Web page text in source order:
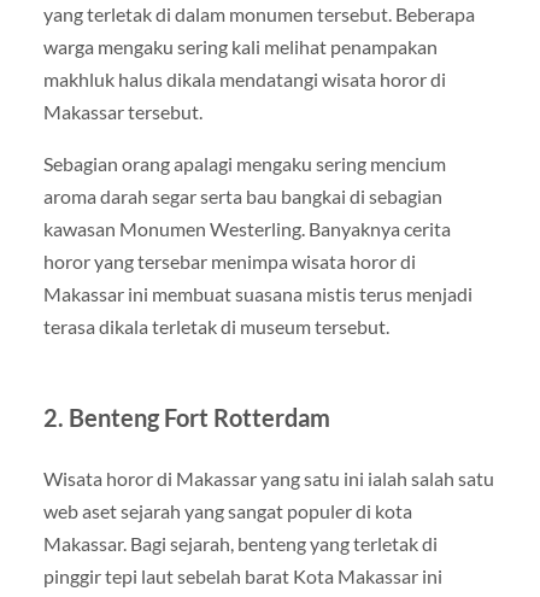
yang terletak di dalam monumen tersebut. Beberapa
warga mengaku sering kali melihat penampakan
makhluk halus dikala mendatangi wisata horor di
Makassar tersebut.
Sebagian orang apalagi mengaku sering mencium
aroma darah segar serta bau bangkai di sebagian
kawasan Monumen Westerling. Banyaknya cerita
horor yang tersebar menimpa wisata horor di
Makassar ini membuat suasana mistis terus menjadi
terasa dikala terletak di museum tersebut.
2. Benteng Fort Rotterdam
Wisata horor di Makassar yang satu ini ialah salah satu
web aset sejarah yang sangat populer di kota
Makassar. Bagi sejarah, benteng yang terletak di
pinggir tepi laut sebelah barat Kota Makassar ini